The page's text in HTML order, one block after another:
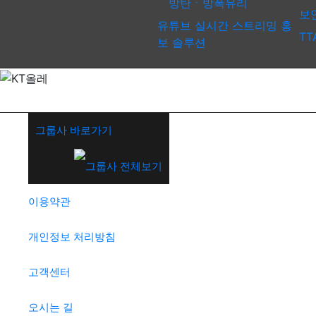
방탄ㆍ방폭유리
유튜브 실시간 스트리밍 홍
보 솔루션
보
그룹사 바로가기
이용약관
개인정보 처리방침
고객센터
오시는 길